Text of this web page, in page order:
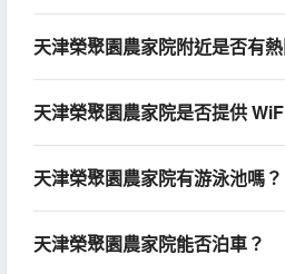
天津榮聚園農家院附近是否有
天津榮聚園農家院是否提供
天津榮聚園農家院有游泳池嗎？
天津榮聚園農家院能否泊車？